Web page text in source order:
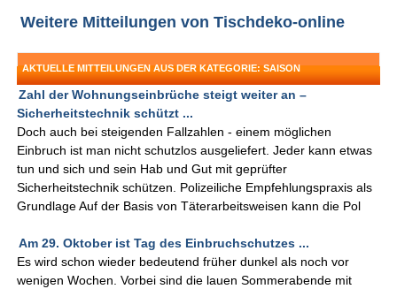
Weitere Mitteilungen von Tischdeko-online
AKTUELLE MITTEILUNGEN AUS DER KATEGORIE: SAISON
Zahl der Wohnungseinbrüche steigt weiter an –
Sicherheitstechnik schützt ...
Doch auch bei steigenden Fallzahlen - einem möglichen
Einbruch ist man nicht schutzlos ausgeliefert. Jeder kann etwas
tun und sich und sein Hab und Gut mit geprüfter
Sicherheitstechnik schützen. Polizeiliche Empfehlungspraxis als
Grundlage Auf der Basis von Täterarbeitsweisen kann die Pol
Am 29. Oktober ist Tag des Einbruchschutzes ...
Es wird schon wieder bedeutend früher dunkel als noch vor
wenigen Wochen. Vorbei sind die lauen Sommerabende mit